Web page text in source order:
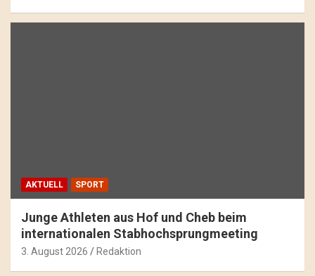
AKTUELL SPORT
Junge Athleten aus Hof und Cheb beim
internationalen Stabhochsprungmeeting
3. August 2026 Redaktion